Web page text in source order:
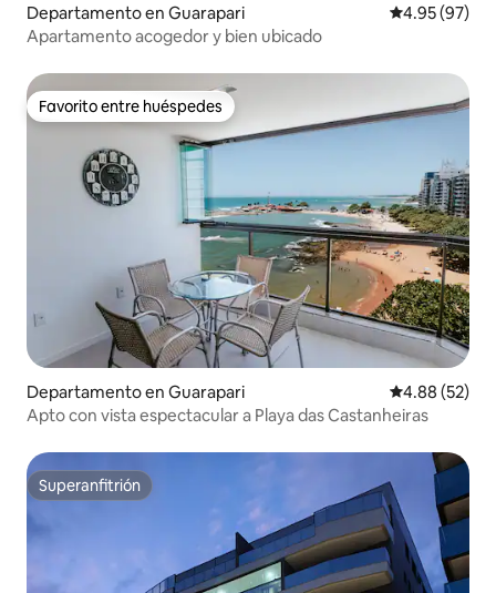
Departamento en Guarapari Calificación
4.95 (97)
Apartamento acogedor y bien ubicado
Favorito entre huéspedes
Favorito entre huéspedes
Departamento en Guarapari Calificación
4.88 (52)
Apto con vista espectacular a Playa das Castanheiras
Superanfitrión
Superanfitrión